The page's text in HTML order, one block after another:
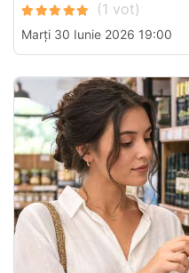
Marți 30 Iunie 2026 19:00